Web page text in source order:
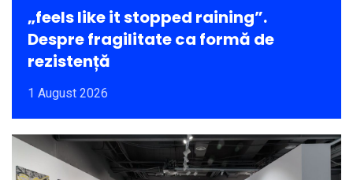
„feels like it stopped raining”.
Despre fragilitate ca formă de
rezistență
1 August 2026